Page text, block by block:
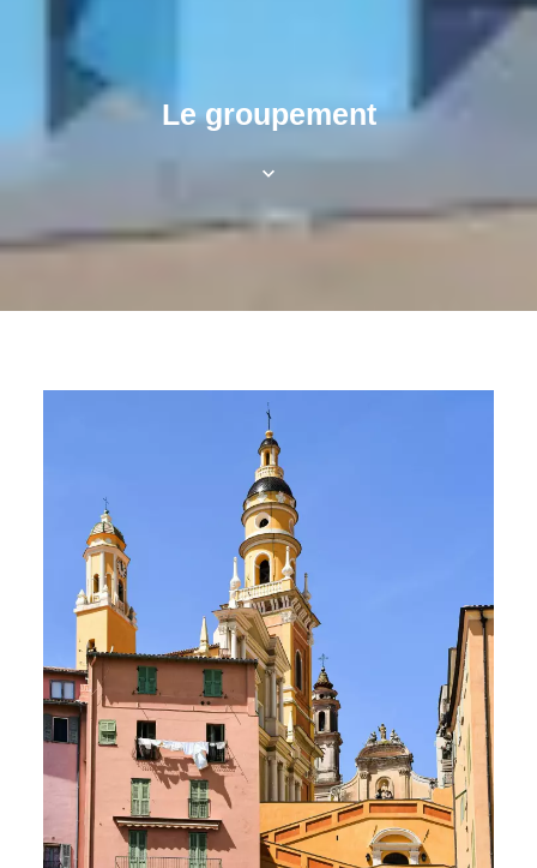
Le groupement